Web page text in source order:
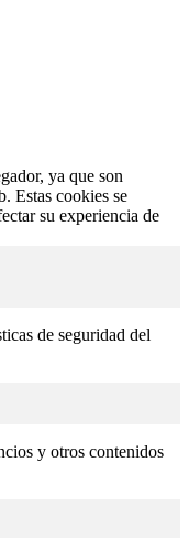
ya que son
Estas cookies se
su experiencia de
de seguridad del
y otros contenidos